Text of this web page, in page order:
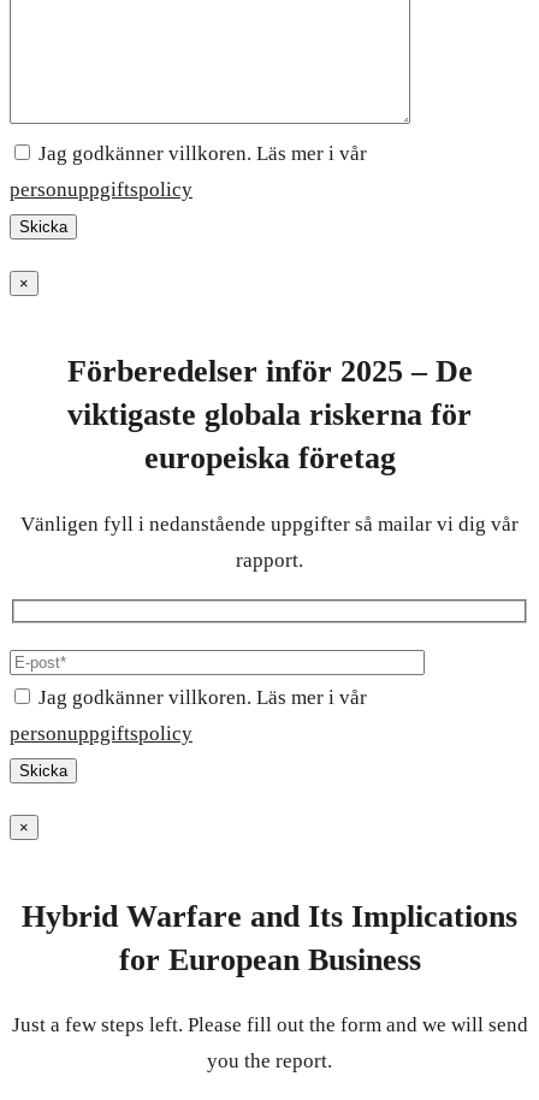
Jag godkänner villkoren. Läs mer i vår
personuppgiftspolicy
×
Förberedelser inför 2025 – De
viktigaste globala riskerna för
europeiska företag
Vänligen fyll i nedanstående uppgifter så mailar vi dig vår
rapport.
Jag godkänner villkoren. Läs mer i vår
personuppgiftspolicy
×
Hybrid Warfare and Its Implications
for European Business
Just a few steps left. Please fill out the form and we will send
you the report.